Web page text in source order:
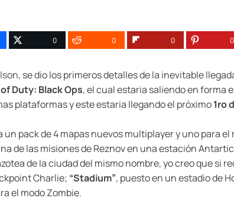
0 0 0 0
, se dio los primeros detalles de la inevitable
Duty: Black Ops, el cual estaria saliendo en forma
plataformas y este estaria llegando el próximo1ro
un pack de 4 mapas nuevos multiplayer y uno para
de las misiones de Reznov en una estación
de la ciudad del mismo nombre, yo creo que si
Charlie; “Stadium”, puesto en un estadio de
el modo Zombie.